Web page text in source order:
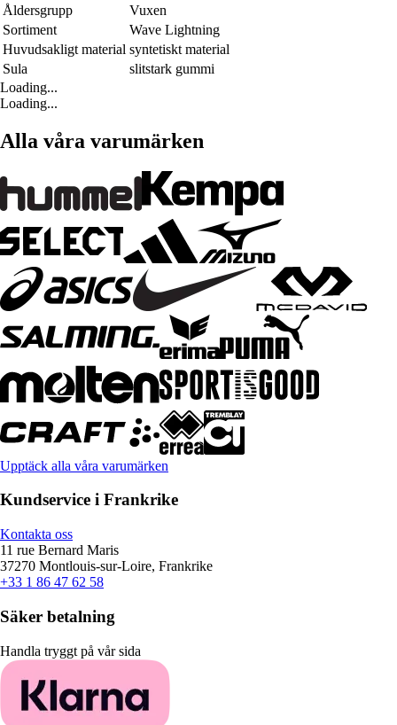
Åldersgrupp
Vuxen
Sortiment
Wave Lightning
Huvudsakligt material syntetiskt material
Sula
slitstark gummi
Loading...
Loading...
Alla våra varumärken
Upptäck alla våra varumärken
Kundservice i Frankrike
Kontakta oss
11 rue Bernard Maris
37270 Montlouis-sur-Loire, Frankrike
+33 1 86 47 62 58
Säker betalning
Handla tryggt på vår sida